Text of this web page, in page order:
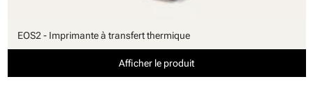
EOS2 - Imprimante à transfert thermique
Afficher le produit